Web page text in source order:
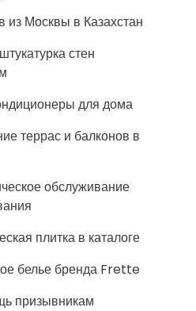
из Москвы в Казахстан
стен
для дома
террас и балконов в
обслуживание
плитка в каталоге
белье бренда Frette
призывникам